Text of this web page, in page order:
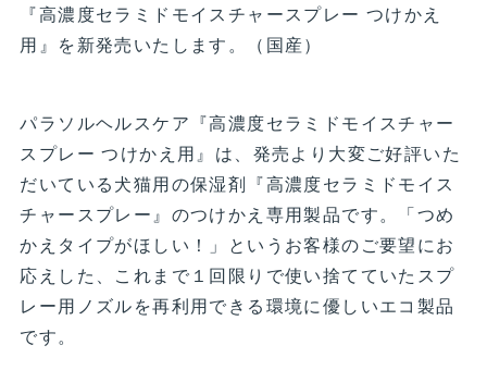
『高濃度セラミドモイスチャースプレー つけかえ
用』を新発売いたします。（国産）
パラソルヘルスケア『高濃度セラミドモイスチャー
スプレー つけかえ用』は、発売より大変ご好評いた
だいている犬猫用の保湿剤『高濃度セラミドモイス
チャースプレー』のつけかえ専用製品です。「つめ
かえタイプがほしい！」というお客様のご要望にお
応えした、これまで１回限りで使い捨てていたスプ
レー用ノズルを再利用できる環境に優しいエコ製品
です。